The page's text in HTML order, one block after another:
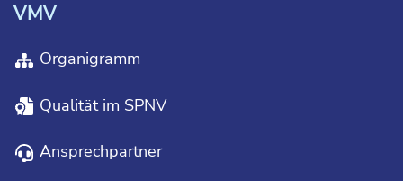
VMV
Organigramm
Qualität im SPNV
Ansprechpartner